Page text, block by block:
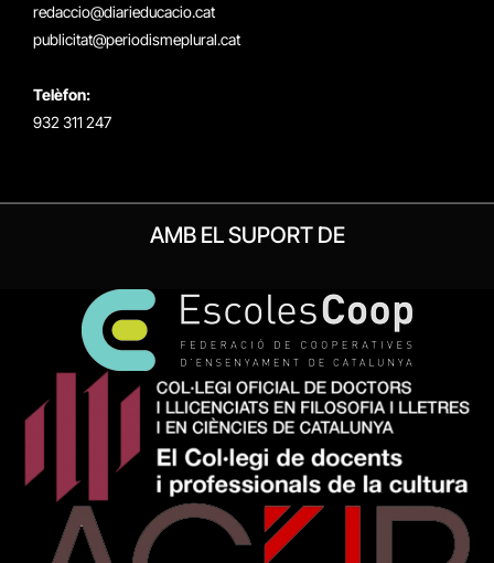
redaccio@diarieducacio.cat
publicitat@periodismeplural.cat
Telèfon:
932 311 247
AMB EL SUPORT DE